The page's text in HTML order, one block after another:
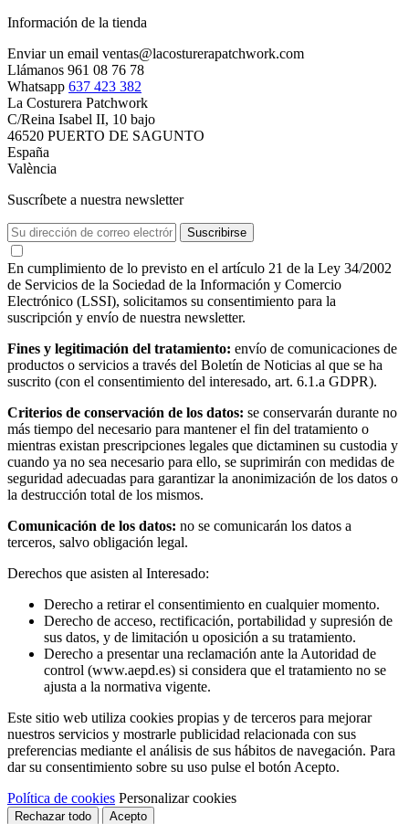
Información de la tienda
Enviar un email ventas@lacosturerapatchwork.com
Llámanos 961 08 76 78
Whatsapp 637 423 382
La Costurera Patchwork
C/Reina Isabel II, 10 bajo
46520 PUERTO DE SAGUNTO
España
València
Suscríbete a nuestra newsletter
En cumplimiento de lo previsto en el artículo 21 de la Ley 34/2002
de Servicios de la Sociedad de la Información y Comercio
Electrónico (LSSI), solicitamos su consentimiento para la
suscripción y envío de nuestra newsletter.
Fines y legitimación del tratamiento: envío de comunicaciones de
productos o servicios a través del Boletín de Noticias al que se ha
suscrito (con el consentimiento del interesado, art. 6.1.a GDPR).
Criterios de conservación de los datos: se conservarán durante no
más tiempo del necesario para mantener el fin del tratamiento o
mientras existan prescripciones legales que dictaminen su custodia y
cuando ya no sea necesario para ello, se suprimirán con medidas de
seguridad adecuadas para garantizar la anonimización de los datos o
la destrucción total de los mismos.
Comunicación de los datos: no se comunicarán los datos a
terceros, salvo obligación legal.
Derechos que asisten al Interesado:
Derecho a retirar el consentimiento en cualquier momento.
Derecho de acceso, rectificación, portabilidad y supresión de
sus datos, y de limitación u oposición a su tratamiento.
Derecho a presentar una reclamación ante la Autoridad de
control (www.aepd.es) si considera que el tratamiento no se
ajusta a la normativa vigente.
Este sitio web utiliza cookies propias y de terceros para mejorar
nuestros servicios y mostrarle publicidad relacionada con sus
preferencias mediante el análisis de sus hábitos de navegación. Para
dar su consentimiento sobre su uso pulse el botón Acepto.
Política de cookies Personalizar cookies
Rechazar todo Acepto